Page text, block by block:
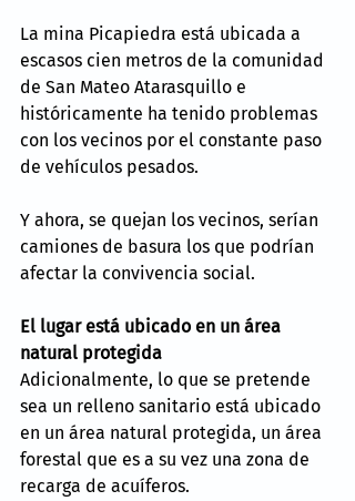
La mina Picapiedra está ubicada a
escasos cien metros de la comunidad
de San Mateo Atarasquillo e
históricamente ha tenido problemas
con los vecinos por el constante paso
de vehículos pesados.
Y ahora, se quejan los vecinos, serían
camiones de basura los que podrían
afectar la convivencia social.
El lugar está ubicado en un área
natural protegida
Adicionalmente, lo que se pretende
sea un relleno sanitario está ubicado
en un área natural protegida, un área
forestal que es a su vez una zona de
recarga de acuíferos.